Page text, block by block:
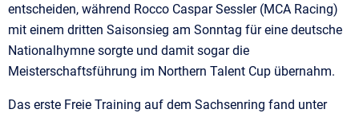
entscheiden, während Rocco Caspar Sessler (MCA Racing)
mit einem dritten Saisonsieg am Sonntag für eine deutsche
Nationalhymne sorgte und damit sogar die
Meisterschaftsführung im Northern Talent Cup übernahm.
Das erste Freie Training auf dem Sachsenring fand unter